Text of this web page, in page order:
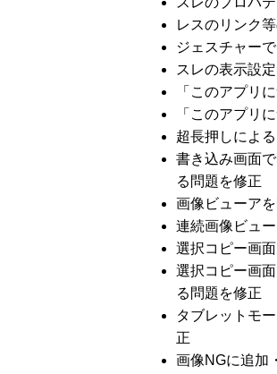
レスのリンク
ジェスチャー
スレの表示設
「このアプリ
「このアプリ
超長押しによ
書き込み画面
る問題を修正
画像ビューア
連続画像ビュ
選択コピー画
選択コピー画
る問題を修正
タブレットモ
正
画像NGに追加